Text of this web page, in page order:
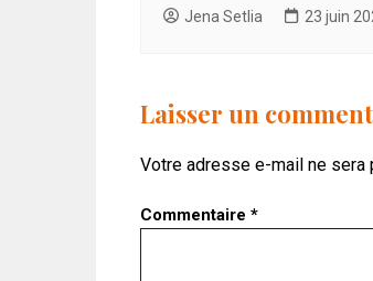
Jena Setlia 23 juin
Laisser un
Votre adresse e-mail ne sera
Commentaire *